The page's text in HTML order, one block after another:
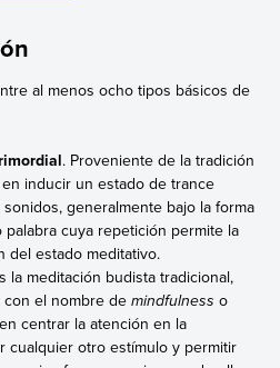
al menos ocho tipos básicos de
. Proveniente de la tradición
inducir un estado de trance
generalmente bajo la forma
cuya repetición permite la
del estado meditativo.
la meditación budista tradicional,
con el nombre demindfulness o
centrar la atención en la
cualquier otro estímulo y permitir